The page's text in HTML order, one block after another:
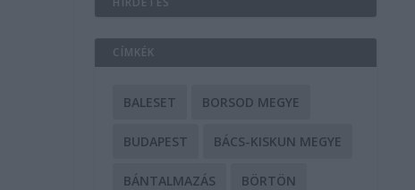
CÍMKÉK
BALESET BORSOD MEGYE
BUDAPEST BÁCS-KISKUN MEGYE
BÁNTALMAZÁS BÖRTÖN